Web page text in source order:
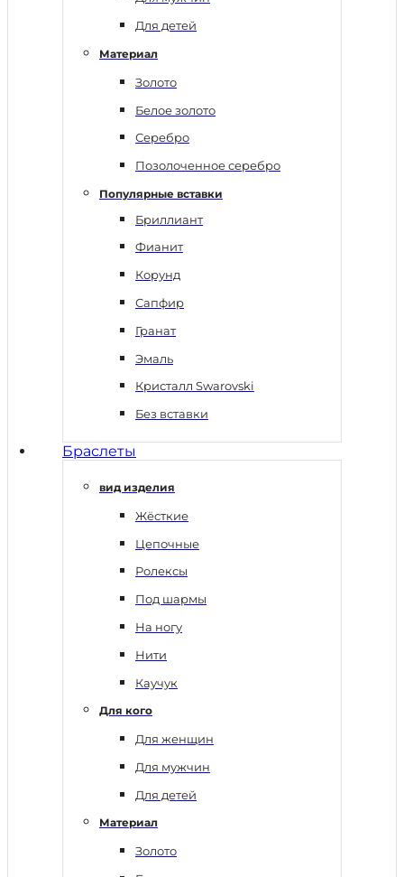
Для детей
Материал
Золото
Белое золото
Серебро
Позолоченное серебро
Популярные вставки
Бриллиант
Фианит
Корунд
Сапфир
Гранат
Эмаль
Кристалл Swarovski
Без вставки
Браслеты
вид изделия
Жёсткие
Цепочные
Ролексы
Под шармы
На ногу
Нити
Каучук
Для кого
Для женщин
Для мужчин
Для детей
Материал
Золото